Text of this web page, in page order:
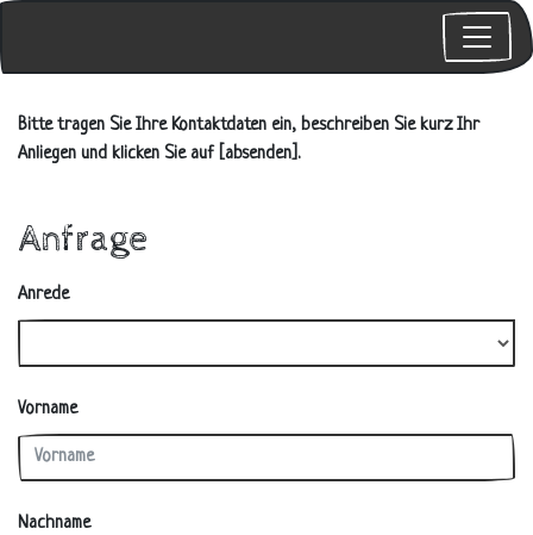
Bitte tragen Sie Ihre Kontaktdaten ein, beschreiben Sie kurz Ihr
Anliegen und klicken Sie auf [absenden].
Anfrage
Anrede
Vorname
Nachname